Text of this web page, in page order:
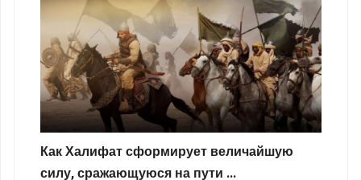
Как Халифат сформирует величайшую
силу, сражающуюся на пути ...